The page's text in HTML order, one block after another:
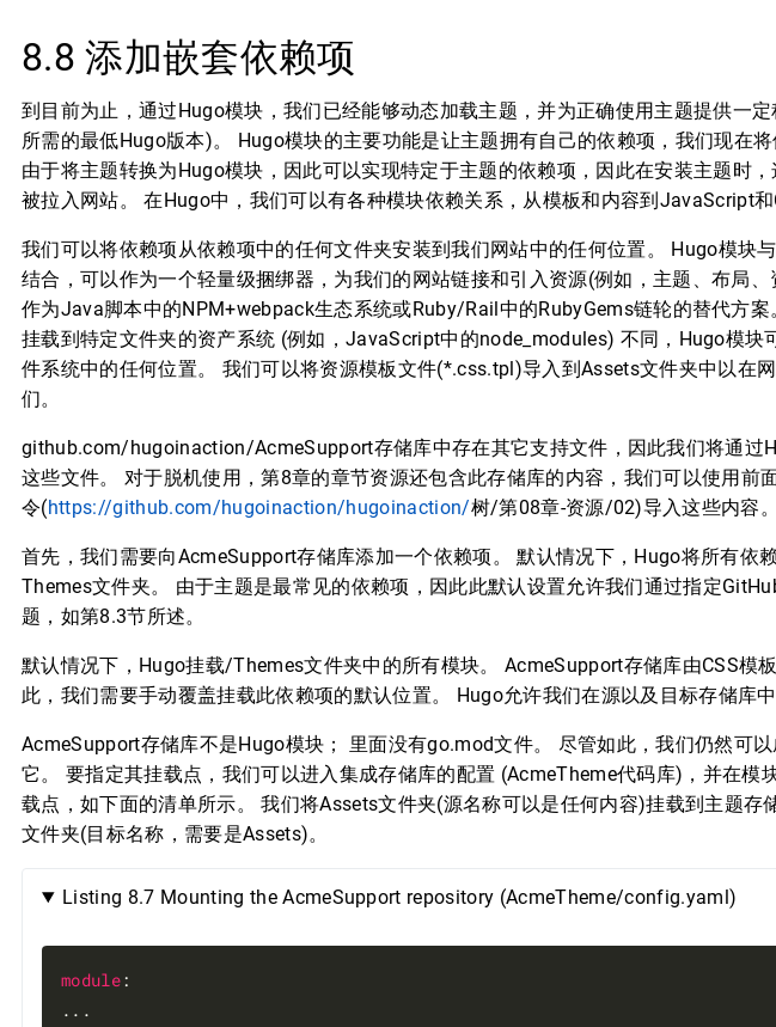
8.8 添加嵌套依赖项
到目前为止，通过Hugo模块，我们已经能够动态加载主题，并为正确使用主题提供一
所需的最低Hugo版本)。 Hugo模块的主要功能是让主题拥有自己的依赖项，我们现在将
由于将主题转换为Hugo模块，因此可以实现特定于主题的依赖项，因此在安装主题时
被拉入网站。 在Hugo中，我们可以有各种模块依赖关系，从模板和内容到JavaScript和
我们可以将依赖项从依赖项中的任何文件夹安装到我们网站中的任何位置。 Hugo模块
结合，可以作为一个轻量级捆绑器，为我们的网站链接和引入资源(例如，主题、布局、
作为Java脚本中的NPM+webpack生态系统或Ruby/Rail中的RubyGems链轮的替代方案
挂载到特定文件夹的资产系统 (例如，JavaScript中的node_modules) 不同，Hugo模块
件系统中的任何位置。 我们可以将资源模板文件(*.css.tpl)导入到Assets文件夹中以在
们。
github.com/hugoinaction/AcmeSupport存储库中存在其它支持文件，因此我们将通过
这些文件。 对于脱机使用，第8章的章节资源还包含此存储库的内容，我们可以使用前
令(https://github.com/hugoinaction/hugoinaction/树/第08章-资源/02)导入这些内容。
首先，我们需要向AcmeSupport存储库添加一个依赖项。 默认情况下，Hugo将所有依
Themes文件夹。 由于主题是最常见的依赖项，因此此默认设置允许我们通过指定
题，如第8.3节所述。
默认情况下，Hugo挂载/Themes文件夹中的所有模块。 AcmeSupport存储库由CSS模
此，我们需要手动覆盖挂载此依赖项的默认位置。 Hugo允许我们在源以及目标存储库中
AcmeSupport存储库不是Hugo模块； 里面没有go.mod文件。 尽管如此，我们仍然可以
它。 要指定其挂载点，我们可以进入集成存储库的配置 (AcmeTheme代码库)，并在模
载点，如下面的清单所示。 我们将Assets文件夹(源名称可以是任何内容)挂载到主题存
文件夹(目标名称，需要是Assets)。
Listing 8.7 Mounting the AcmeSupport repository (AcmeTheme/config.yaml)
module:
...